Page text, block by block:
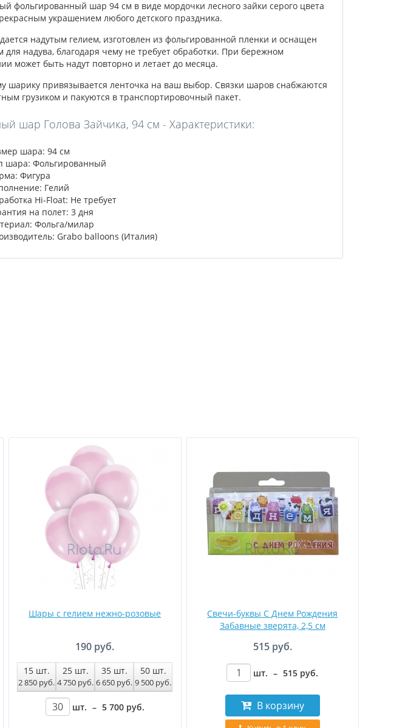
фольгированный шар 94 см в виде мордочки лесного зайки серого цвета
украшением любого детского праздника.
надутым гелием, изготовлен из фольгированной пленки и оснащен
для надува, благодаря чему не требует обработки. При бережном
может быть надут повторно и летает до месяца.
шарику привязывается ленточка на ваш выбор. Связки шаров снабжаются
грузиком и пакуются в транспортировочный пакет.
шар Голова Зайчика, 94 см - Характеристики:
шара: 94 см
шара: Фольгированный
Фигура
Гелий
Hi-Float: Не требует
на полет: 3 дня
Фольга/милар
Grabo balloons (Италия)
Шары с гелием нежно-розовые
190 руб.
15шт.
2 850 руб.
25шт.
4 750 руб.
35шт.
6 650 руб.
50шт.
9 500 руб.
шт. – 5 700 руб.
Свечи-буквы С Днем Рождения
Забавные зверята, 2,5 см
515 руб.
шт. – 515 руб.
В корзину